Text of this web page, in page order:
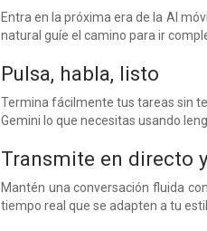
Entra en la próxima era de la AI
natural guíe el camino para ir
Pulsa, habla, listo
Termina fácilmente tus tareas sin
Gemini lo que necesitas usando
Transmite en directo
Mantén una conversación fluida
tiempo real que se adapten a tu